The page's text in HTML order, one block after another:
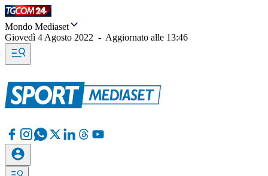
Mondo Mediaset
Giovedì 4 Agosto 2022 - Aggiornato alle 13:46